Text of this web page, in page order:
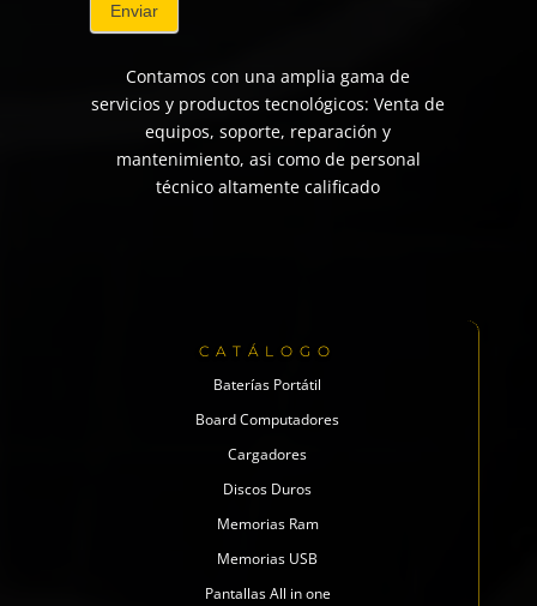
Enviar
Contamos con una amplia gama de
servicios y productos tecnológicos: Venta de
equipos, soporte, reparación y
mantenimiento, asi como de personal
técnico altamente calificado
CATÁLOGO
Baterías Portátil
Board Computadores
Cargadores
Discos Duros
Memorias Ram
Memorias USB
Pantallas All in one